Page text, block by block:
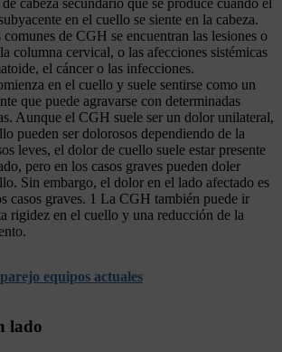
cabeza secundario que se produce cuando el
en el cuello se siente en la cabeza.
comunes de CGH se encuentran las lesiones o
columna cervical, o las afecciones sistémicas
el cáncer o las infecciones.
en el cuello y suele sentirse como un
que puede agravarse con determinadas
Aunque el CGH suele ser un dolor unilateral,
pueden ser dolorosos dependiendo de la
leves, el dolor de cuello suele estar presente
pero en los casos graves pueden doler
Sin embargo, el dolor en el lado afectado es
casos graves. 1 La CGH también puede ir
rigidez en el cuello y una reducción de la
equipos actuales
lado